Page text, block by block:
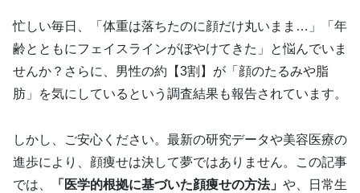
忙しい毎日、「体重は落ちたのに顔だけ丸いまま…」「年
齢とともにフェイスラインがぼやけてきた」と悩んでいま
せんか？さらに、男性の約【3割】が「顔のたるみや脂
肪」を気にしているという調査結果も報告されています。
しかし、ご安心ください。最新の研究データや美容医療の
進歩により、顔痩せは決して夢ではありません。この記事
では、
「医学的根拠に基づいた顔痩せの方法」 や、日常生